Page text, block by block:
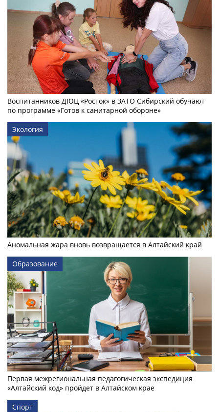
Воспитанников ДЮЦ «Росток» в ЗАТО Сибирский обучают
по программе «Готов к санитарной обороне»
Экология
Аномальная жара вновь возвращается в Алтайский край
Образование
Первая межрегиональная педагогическая экспедиция
«Алтайский код» пройдет в Алтайском крае
Спорт